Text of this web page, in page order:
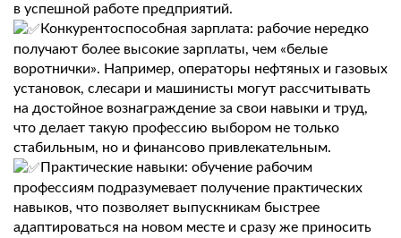
в успешной работе предприятий.
Конкурентоспособная зарплата: рабочие нередко
получают более высокие зарплаты, чем «белые
воротнички». Например, операторы нефтяных и газовых
установок, слесари и машинисты могут рассчитывать
на достойное вознаграждение за свои навыки и труд,
что делает такую профессию выбором не только
стабильным, но и финансово привлекательным.
Практические навыки: обучение рабочим
профессиям подразумевает получение практических
навыков, что позволяет выпускникам быстрее
адаптироваться на новом месте и сразу же приносить